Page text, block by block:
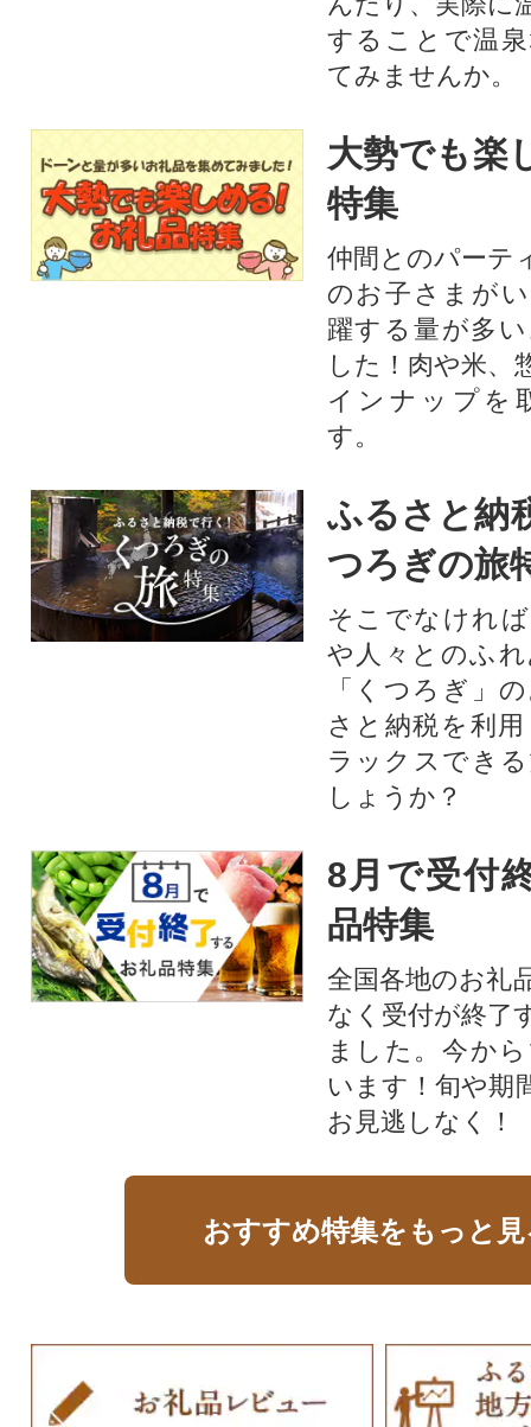
することで温
てみませんか。
大勢でも楽
特集
仲間とのパーテ
のお子さまが
躍する量が多
した！肉や米、
インナップを
す。
ふるさと納
つろぎの旅
そこでなけれ
や人々とのふ
「くつろぎ」
さと納税を利
ラックスでき
しょうか？
8月で受付
品特集
全国各地のお礼
なく受付が終了
ました。今か
います！旬や期
お見逃しなく！
おすすめ特集をもっと